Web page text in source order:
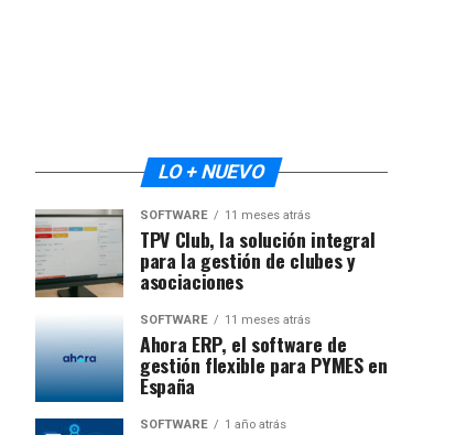
LO + NUEVO
SOFTWARE 11 meses atrás
TPV Club, la solución integral
para la gestión de clubes y
asociaciones
SOFTWARE 11 meses atrás
Ahora ERP, el software de
gestión flexible para PYMES en
España
SOFTWARE 1 año atrás